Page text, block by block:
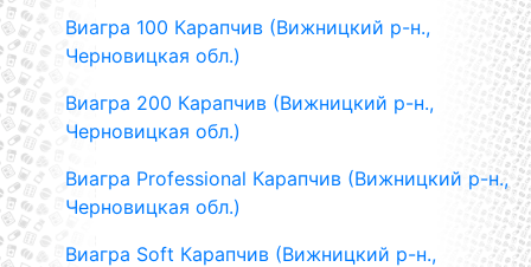
Виагра 100 Карапчив (Вижницкий р-н.,
Черновицкая обл.)
Виагра 200 Карапчив (Вижницкий р-н.,
Черновицкая обл.)
Виагра Professional Карапчив (Вижницкий р-н.,
Черновицкая обл.)
Виагра Soft Карапчив (Вижницкий р-н.,